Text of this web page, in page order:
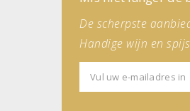
De scherpste
Handige wijn en